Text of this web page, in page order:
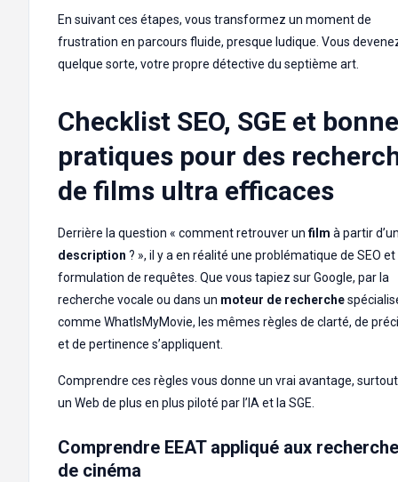
En suivant ces étapes, vous transformez un moment de
frustration en parcours fluide, presque ludique. Vous
quelque sorte, votre propre détective du septième art.
Checklist SEO, SGE et
pratiques pour des
de films ultra efficaces
Derrière la question « comment retrouver un film à partir
description ? », il y a en réalité une problématique de SEO et
formulation de requêtes. Que vous tapiez sur Google, par la
recherche vocale ou dans un moteur de recherche
comme WhatIsMyMovie, les mêmes règles de clarté, de
et de pertinence s’appliquent.
Comprendre ces règles vous donne un vrai avantage,
un Web de plus en plus piloté par l’IA et la SGE.
Comprendre EEAT appliqué aux
de cinéma